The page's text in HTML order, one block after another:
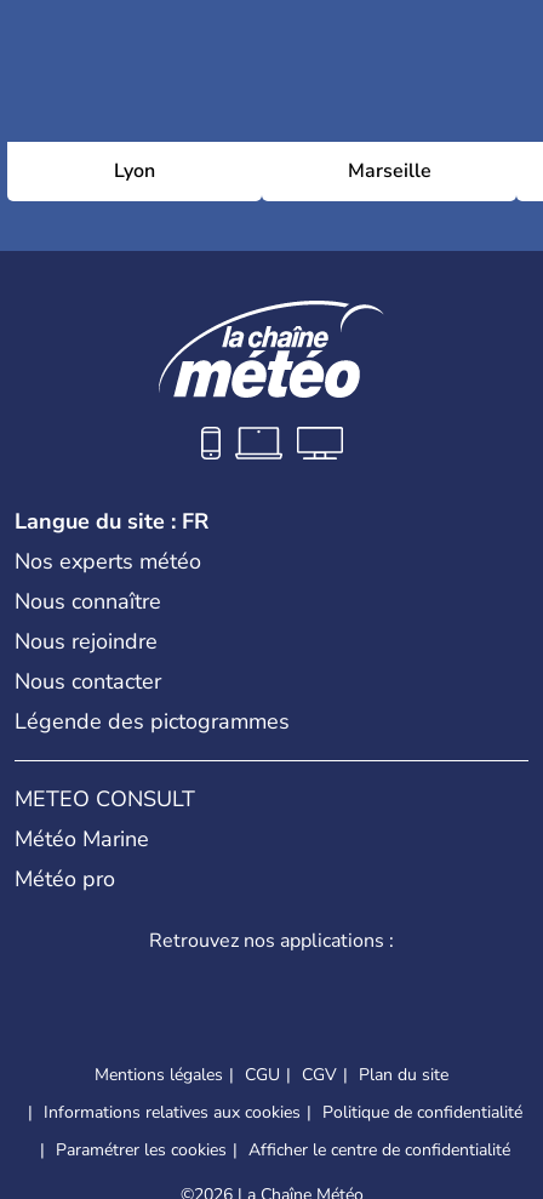
Lyon Marseille
Langue du site : FR
Nos experts météo
Nous connaître
Nous rejoindre
Nous contacter
Légende des pictogrammes
METEO CONSULT
Météo Marine
Météo pro
Retrouvez nos applications :
Mentions légales CGU CGV
Plan du site
Informations relatives aux cookies
Politique de confidentialité
Paramétrer les cookies
Afficher le centre de confidentialité